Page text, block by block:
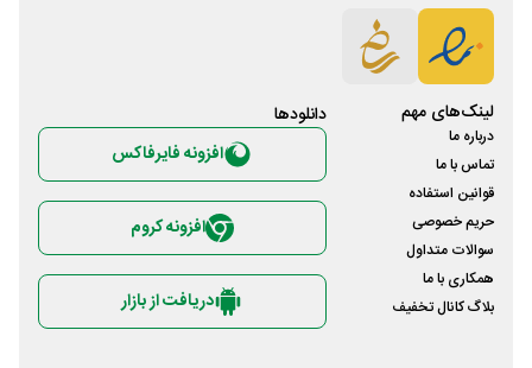
لینک‌های مهم
درباره ما
تماس با ما
قوانین استفاده
حریم خصوصی
سوالات متداول
همکاری با ما
بلاگ کانال تخفیف
دانلود‌ها
افزونه فایرفاکس
افزونه کروم
دریافت از بازار